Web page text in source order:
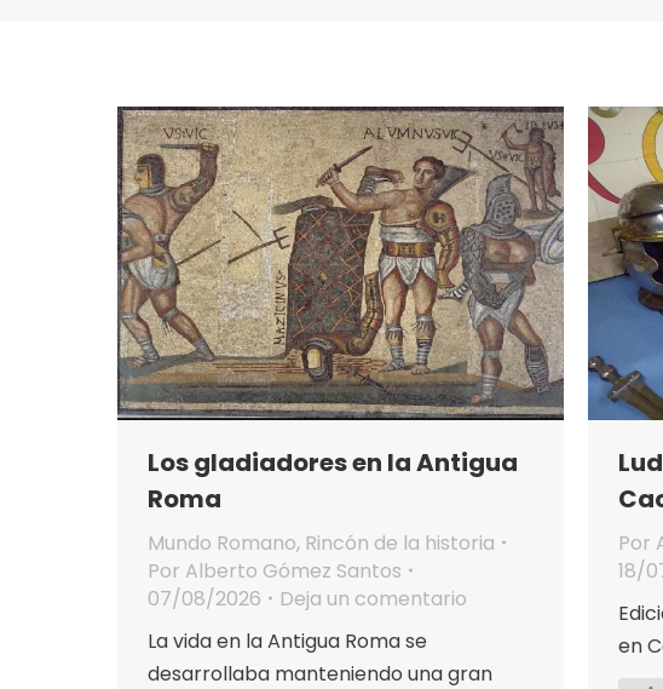
Los gladiadores en la Antigua
Roma
Mundo Romano, Rincón de la historia
Por Alberto Gómez Santos
07/08/2026
Deja un comentario
La vida en la Antigua Roma se
desarrollaba manteniendo una gran
Por
18/
en